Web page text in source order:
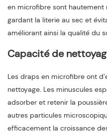
en microfibre sont hautement
gardant la literie au sec et
améliorant ainsi la qualité du
Capacité de
Les draps en microfibre ont
nettoyage. Les minuscules
adsorber et retenir la
autres particules
efficacement la croissance